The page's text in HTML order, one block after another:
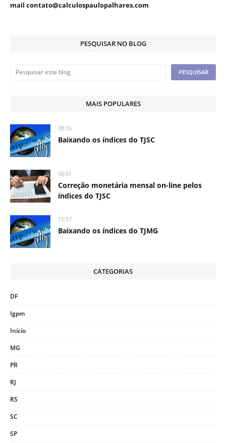
mail contato@calculospaulopalhares.com
PESQUISAR NO BLOG
MAIS POPULARES
08:35
Baixando os índices do TJSC
06:01
Correção monetária mensal on-line pelos
índices do TJSC
15:57
Baixando os índices do TJMG
CATEGORIAS
DF
Igpm
Início
MG
PR
RJ
RS
SC
SP